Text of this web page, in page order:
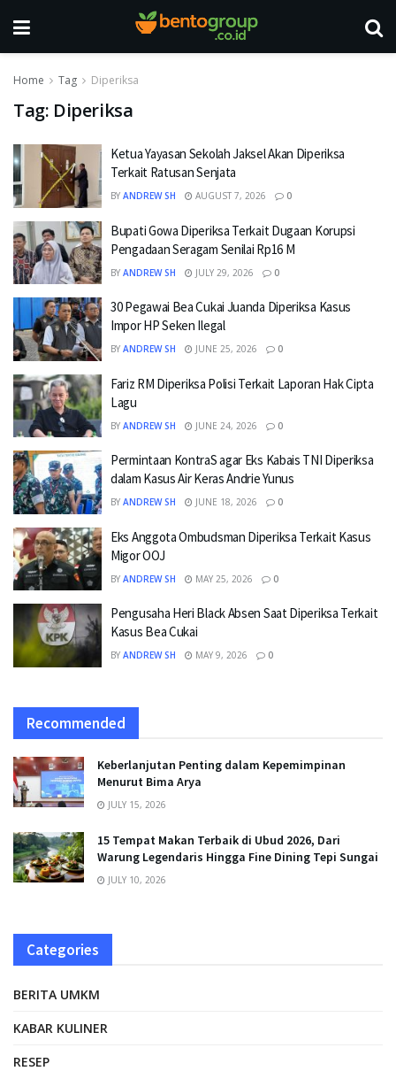
Home Tag Diperiksa
Tag: Diperiksa
Ketua Yayasan Sekolah Jaksel Akan Diperiksa
Terkait Ratusan Senjata
BY ANDREW SH AUGUST 7, 2026 0
Bupati Gowa Diperiksa Terkait Dugaan Korupsi
Pengadaan Seragam Senilai Rp16 M
BY ANDREW SH JULY 29, 2026 0
30 Pegawai Bea Cukai Juanda Diperiksa Kasus
Impor HP Seken Ilegal
BY ANDREW SH JUNE 25, 2026 0
Fariz RM Diperiksa Polisi Terkait Laporan Hak Cipta
Lagu
BY ANDREW SH JUNE 24, 2026 0
Permintaan KontraS agar Eks Kabais TNI Diperiksa
dalam Kasus Air Keras Andrie Yunus
BY ANDREW SH JUNE 18, 2026 0
Eks Anggota Ombudsman Diperiksa Terkait Kasus
Migor OOJ
BY ANDREW SH MAY 25, 2026 0
Pengusaha Heri Black Absen Saat Diperiksa Terkait
Kasus Bea Cukai
BY ANDREW SH MAY 9, 2026 0
Recommended
Keberlanjutan Penting dalam Kepemimpinan
Menurut Bima Arya
JULY 15, 2026
15 Tempat Makan Terbaik di Ubud 2026, Dari
Warung Legendaris Hingga Fine Dining Tepi Sungai
JULY 10, 2026
Categories
BERITA UMKM
KABAR KULINER
RESEP